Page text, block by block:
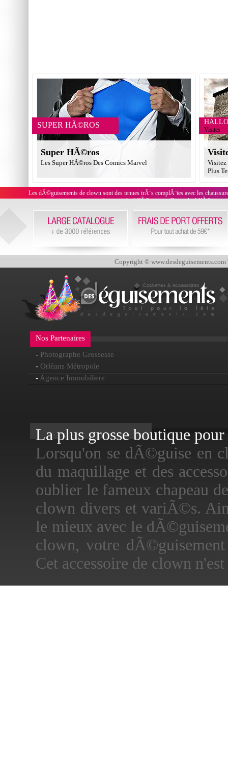
SUPER HÃ©ROS
Super HÃ©ros
Les Super HÃ©ros Des Comics Marvel
Visites
Visitez
Plus
Les dÃ©guisements de clown sont des tenues trÃ¨s complÃ¨tes avec les
chapeaux de diffÃ©rentes tailles et de diffÃ©rents
Copyright © www.desdeguisements.com
Nos Partenaires
- Photographe Grossesse
- Orléans Métropole
- Agence Immobiliere
La plus grosse boutique
Lorsqu'on se dÃ©guise en
du maquillage et des
oublier le fameux chapeau
clown divers et variÃ©s.
le mieux avec le
clown, votre
Cet accessoire de clown